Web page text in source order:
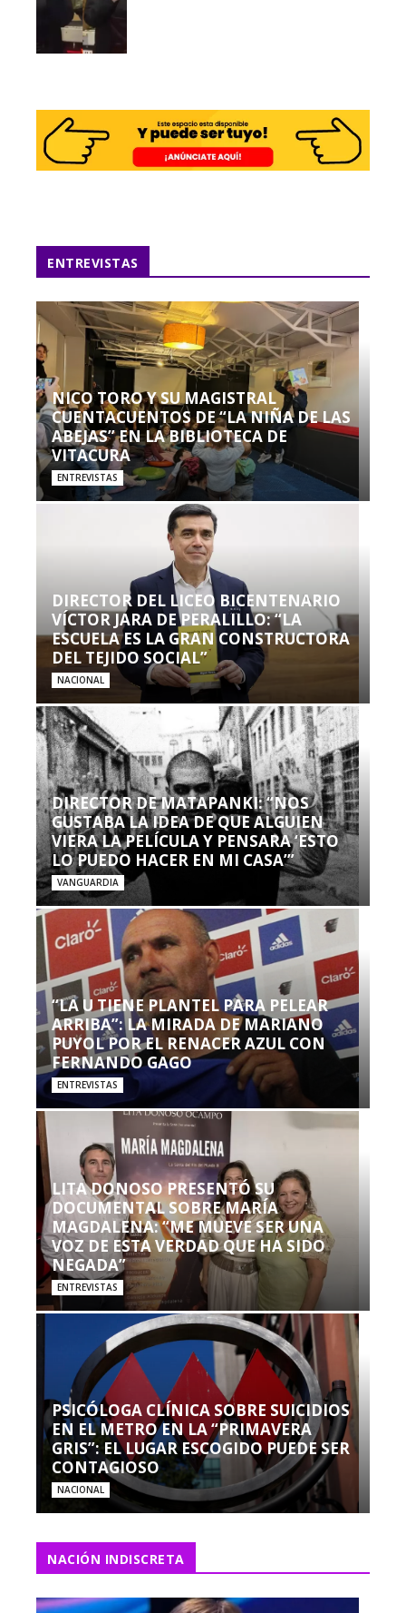
ENTREVISTAS
NICO TORO Y SU MAGISTRAL
CUENTACUENTOS DE “LA NIÑA DE LAS
ABEJAS” EN LA BIBLIOTECA DE
VITACURA
ENTREVISTAS
DIRECTOR DEL LICEO BICENTENARIO
VÍCTOR JARA DE PERALILLO: “LA
ESCUELA ES LA GRAN CONSTRUCTORA
DEL TEJIDO SOCIAL”
NACIONAL
DIRECTOR DE MATAPANKI: “NOS
GUSTABA LA IDEA DE QUE ALGUIEN
VIERA LA PELÍCULA Y PENSARA ‘ESTO
LO PUEDO HACER EN MI CASA’”
VANGUARDIA
“LA U TIENE PLANTEL PARA PELEAR
ARRIBA”: LA MIRADA DE MARIANO
PUYOL POR EL RENACER AZUL CON
FERNANDO GAGO
ENTREVISTAS
LITA DONOSO PRESENTÓ SU
DOCUMENTAL SOBRE MARÍA
MAGDALENA: “ME MUEVE SER UNA
VOZ DE ESTA VERDAD QUE HA SIDO
NEGADA”
ENTREVISTAS
PSICÓLOGA CLÍNICA SOBRE SUICIDIOS
EN EL METRO EN LA “PRIMAVERA
GRIS”: EL LUGAR ESCOGIDO PUEDE SER
CONTAGIOSO
NACIONAL
NACIÓN INDISCRETA